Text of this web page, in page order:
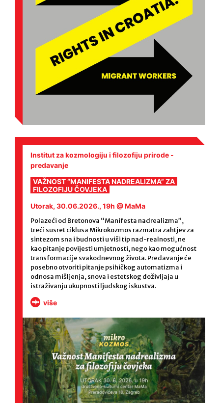
Institut za kozmologiju i filozofiju prirode -
predavanje
VAŽNOST “MANIFESTA NADREALIZMA” ZA
FILOZOFIJU ČOVJEKA
Utorak, 30.06.2026., 19h @ MaMa
Polazeći od Bretonova “Manifesta nadrealizma”,
treći susret ciklusa Mikrokozmos razmatra zahtjev za
sintezom sna i budnosti u viši tip nad-realnosti, ne
kao pitanje povijesti umjetnosti, nego kao mogućnost
transformacije svakodnevnog života. Predavanje će
posebno otvoriti pitanje psihičkog automatizma i
odnosa mišljenja, snova i estetskog doživljaja u
istraživanju ukupnosti ljudskog iskustva.
više